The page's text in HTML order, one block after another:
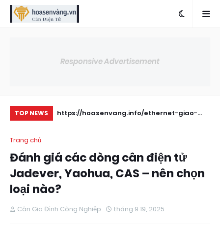
Responsive Advertisement
TOP NEWS
shear
https://hoasenvang.info/ethernet-giao-
Trang chủ
Đánh giá các dòng cân điện tử
Jadever, Yaohua, CAS – nên chọn
loại nào?
Cân Gia Định Công Nghiệp tháng 9 19, 2025